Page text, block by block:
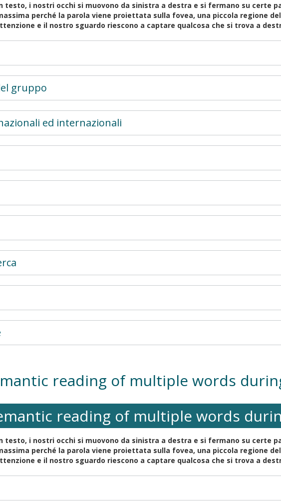
testo, i nostri occhi si muovono da sinistra a destra e si fermano su certe
perché la parola viene proiettata sulla fovea, una piccola regione
e il nostro sguardo riescono a captare qualcosa che si trova a
gruppo
ed internazionali
reading of multiple words
reading of multiple words
testo, i nostri occhi si muovono da sinistra a destra e si fermano su certe
perché la parola viene proiettata sulla fovea, una piccola regione
e il nostro sguardo riescono a captare qualcosa che si trova a